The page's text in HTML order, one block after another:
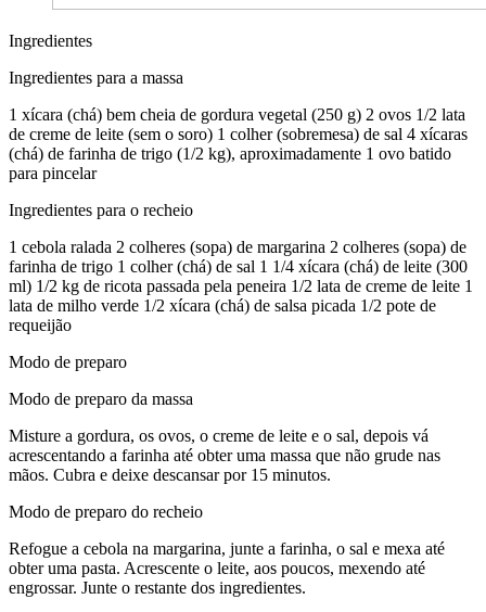
Ingredientes
Ingredientes para a massa
1 xícara (chá) bem cheia de gordura vegetal (250 g) 2 ovos 1/2 lata
de creme de leite (sem o soro) 1 colher (sobremesa) de sal 4 xícaras
(chá) de farinha de trigo (1/2 kg), aproximadamente 1 ovo batido
para pincelar
Ingredientes para o recheio
1 cebola ralada 2 colheres (sopa) de margarina 2 colheres (sopa) de
farinha de trigo 1 colher (chá) de sal 1 1/4 xícara (chá) de leite (300
ml) 1/2 kg de ricota passada pela peneira 1/2 lata de creme de leite 1
lata de milho verde 1/2 xícara (chá) de salsa picada 1/2 pote de
requeijão
Modo de preparo
Modo de preparo da massa
Misture a gordura, os ovos, o creme de leite e o sal, depois vá
acrescentando a farinha até obter uma massa que não grude nas
mãos. Cubra e deixe descansar por 15 minutos.
Modo de preparo do recheio
Refogue a cebola na margarina, junte a farinha, o sal e mexa até
obter uma pasta. Acrescente o leite, aos poucos, mexendo até
engrossar. Junte o restante dos ingredientes.